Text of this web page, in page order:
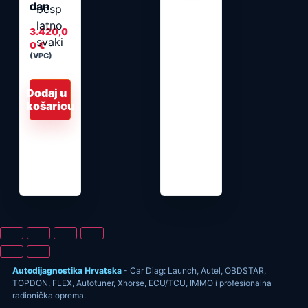
dan
3.420,0
0€
(VPC)
Dodaj u
košaricu
Autodijagnostika Hrvatska - Car Diag: Launch, Autel, OBDSTAR,
TOPDON, FLEX, Autotuner, Xhorse, ECU/TCU, IMMO i profesionalna
radionička oprema.